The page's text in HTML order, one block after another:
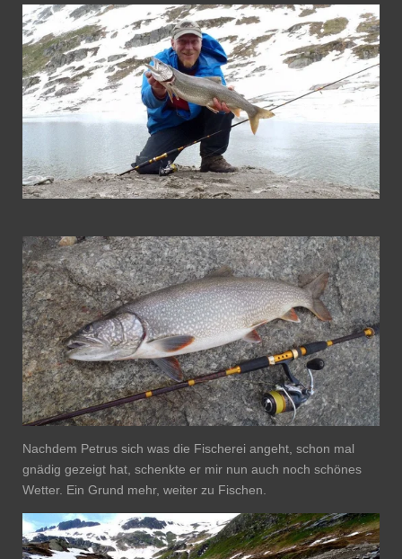
Nachdem Petrus sich was die Fischerei angeht, schon mal
gnädig gezeigt hat, schenkte er mir nun auch noch schönes
Wetter. Ein Grund mehr, weiter zu Fischen.